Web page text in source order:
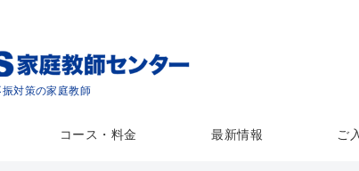
対策の家庭教師
コース・料金 最新情報 ご